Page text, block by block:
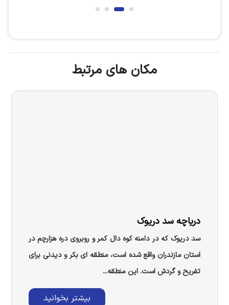
مکان های مرتبط
دریاچه سد دریوک
سد دریوک که در دامنه کوه دال کمر و روبروی دره هزارچم در
استان مازندران واقع شده است، منطقه ای بکر و دیدنی برای
تفریح و گردش است. این منطقه...
بیشتر بخوانید